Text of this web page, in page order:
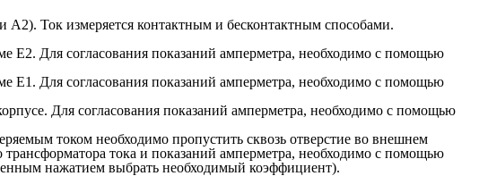
Ток измеряется контактным и бесконтактным способами.
Е2. Для согласования показаний амперметра, необходимо с помощью
Е1. Для согласования показаний амперметра, необходимо с помощью
Для согласования показаний амперметра, необходимо с помощью
током необходимо пропустить сквозь отверстие во внешнем
тока и показаний амперметра, необходимо с помощью
нажатием выбрать необходимый коэффициент).